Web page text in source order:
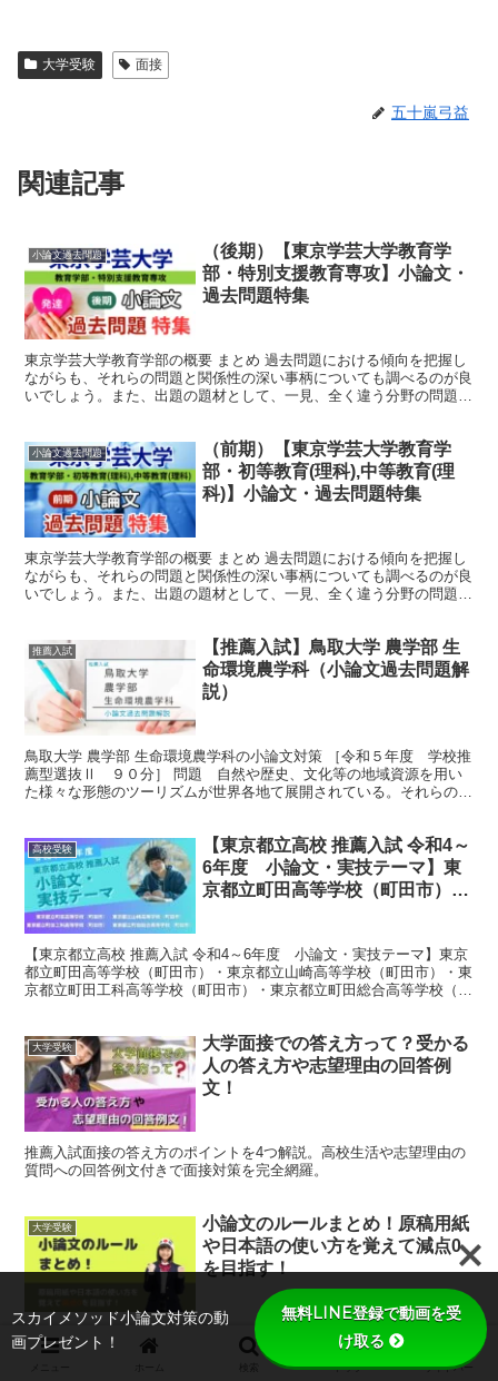
大学受験 面接
五十嵐弓益
関連記事
小論文過去問題
（後期）【東京学芸大学教育学
部・特別支援教育専攻】小論文・
過去問題特集
東京学芸大学教育学部の概要 まとめ 過去問題における傾向を把握し
ながらも、それらの問題と関係性の深い事柄についても調べるのが良
いでしょう。また、出題の題材として、一見、全く違う分野の問題だ
小論文過去問題
（前期）【東京学芸大学教育学
部・初等教育(理科),中等教育(理
科)】小論文・過去問題特集
東京学芸大学教育学部の概要 まとめ 過去問題における傾向を把握し
ながらも、それらの問題と関係性の深い事柄についても調べるのが良
いでしょう。また、出題の題材として、一見、全く違う分野の問題だ
推薦入試
【推薦入試】鳥取大学 農学部 生
命環境農学科（小論文過去問題解
説）
鳥取大学 農学部 生命環境農学科の小論文対策 ［令和５年度 学校推
薦型選抜Ⅱ ９０分］ 問題 自然や歴史、文化等の地域資源を用い
た様々な形態のツーリズムが世界各地て展開されている。それらのツ
高校受験
【東京都立高校 推薦入試 令和4～
6年度 小論文・実技テーマ】東
京都立町田高等学校（町田市）・
（町田市）・東京都立町田総合高
等学校（町田市）
【東京都立高校 推薦入試 令和4～6年度 小論文・実技テーマ】東京
都立町田高等学校（町田市）・東京都立山崎高等学校（町田市）・東
京都立町田工科高等学校（町田市）・東京都立町田総合高等学校（町
大学受験
大学面接での答え方って？受かる
人の答え方や志望理由の回答例
文！
推薦入試面接の答え方のポイントを4つ解説。高校生活や志望理由の
質問への回答例文付きで面接対策を完全網羅。
大学受験
小論文のルールまとめ！原稿用紙
や日本語の使い方を覚えて減点0
を目指す！
絶対覚えておきたい小論文の記述ルール6選。省略語禁止、口語体回
避、適切な句読点で高得点を狙おう。
トップ サイドバー
スカイメソッド小論文対策の動
画プレゼント！
無料LINE登録で動画を受
け取る